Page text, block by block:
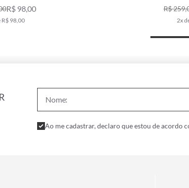
R$ 129,00
R$ 64,50
R$
2x
Ao me cadastrar, declaro que estou de acordo